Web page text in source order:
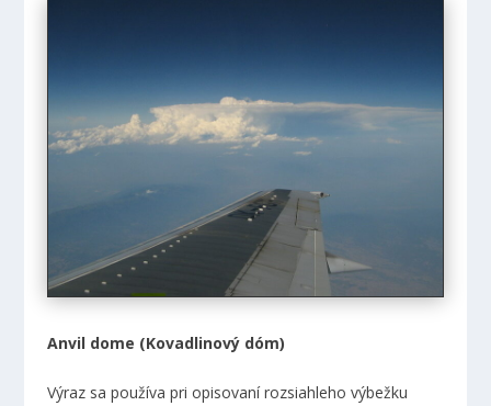
Anvil dome (Kovadlinový dóm)
Výraz sa používa pri opisovaní rozsiahleho výbežku